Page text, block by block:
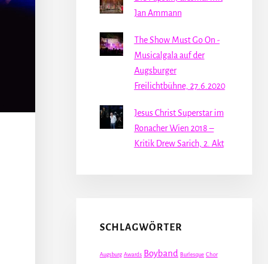
Jan Ammann
The Show Must Go On -
Musicalgala auf der
Augsburger
Freilichtbühne, 27.6.2020
Jesus Christ Superstar im
Ronacher Wien 2018 –
Kritik Drew Sarich, 2. Akt
SCHLAGWÖRTER
Augsburg Awards Boyband Burlesque Chor